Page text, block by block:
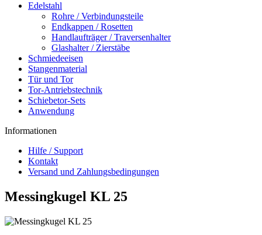
Edelstahl
Rohre / Verbindungsteile
Endkappen / Rosetten
Handlaufträger / Traversenhalter
Glashalter / Zierstäbe
Schmiedeeisen
Stangenmaterial
Tür und Tor
Tor-Antriebstechnik
Schiebetor-Sets
Anwendung
Informationen
Hilfe / Support
Kontakt
Versand und Zahlungsbedingungen
Messingkugel KL 25